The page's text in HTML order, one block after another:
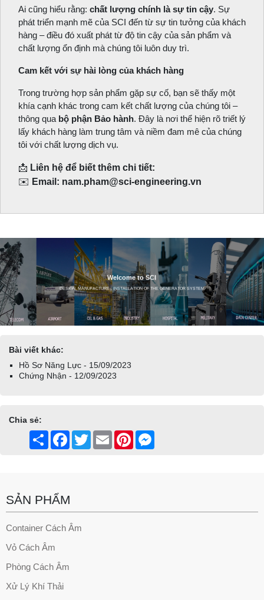
Ai cũng hiểu rằng: chất lượng chính là sự tin cậy. Sự
phát triển mạnh mẽ của SCI đến từ sự tin tưởng của khách
hàng – điều đó xuất phát từ độ tin cậy của sản phẩm và
chất lượng ổn định mà chúng tôi luôn duy trì.
Cam kết với sự hài lòng của khách hàng
Trong trường hợp sản phẩm gặp sự cố, bạn sẽ thấy một
khía cạnh khác trong cam kết chất lượng của chúng tôi –
thông qua bộ phận Bảo hành. Đây là nơi thể hiện rõ triết lý
lấy khách hàng làm trung tâm và niềm đam mê của chúng
tôi với chất lượng dịch vụ.
📩 Liên hệ để biết thêm chi tiết:
✉️ Email: nam.pham@sci-engineering.vn
Bài viết khác:
Hồ Sơ Năng Lực - 15/09/2023
Chứng Nhận - 12/09/2023
Chia sẻ:
Share Facebook
TwitterEmail Pinterest
SẢN PHẨM
Container Cách Âm
Vỏ Cách Âm
Phòng Cách Âm
Xử Lý Khí Thải